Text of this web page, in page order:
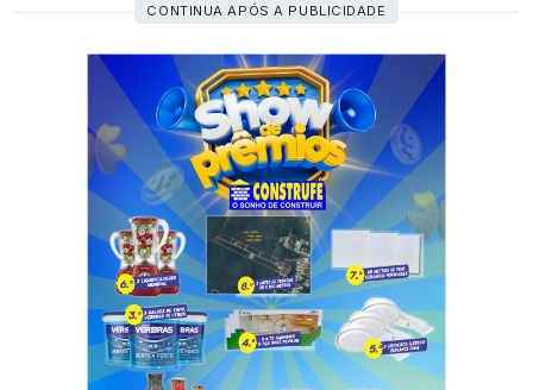
CONTINUA APÓS A PUBLICIDADE